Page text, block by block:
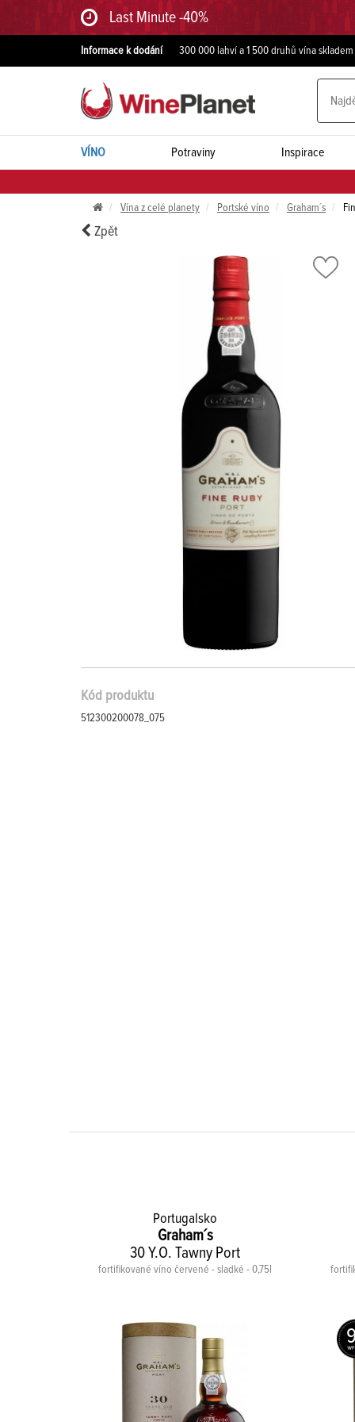
Last Minute -40%
Informace k dodání 300 000 lahví a 1 500 druhů vína skladem
VÍNO Potraviny Inspirace
Vína z celé planety Portské víno Graham´s
Zpět
Kód produktu
512300200078_075
Portugalsko
Graham´s
30 Y.O. Tawny Port
fortifikované víno červené - sladké - 0,75l